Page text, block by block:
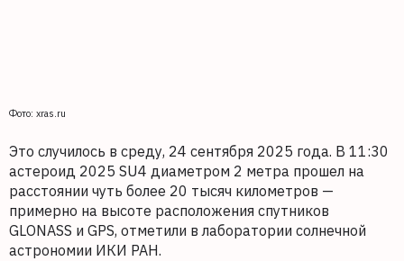
Фото: xras.ru
Это случилось в среду, 24 сентября 2025 года. В 11:30
астероид 2025 SU4 диаметром 2 метра прошел на
расстоянии чуть более 20 тысяч километров —
примерно на высоте расположения спутников
GLONASS и GPS, отметили в лаборатории солнечной
астрономии ИКИ РАН.